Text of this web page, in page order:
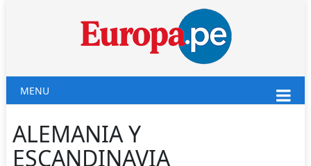
MENU
ALEMANIA Y
ESCANDINAVIA